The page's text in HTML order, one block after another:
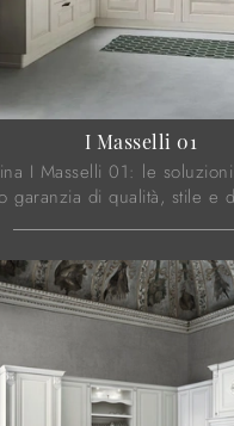
I Masselli 01
I Masselli 01: le
garanzia di qualità, stile e